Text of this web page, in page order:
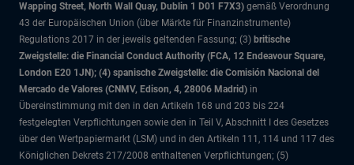
Wapping Street, North Wall Quay, Dublin 1 D01 F7X3) gemäß Verordnung
43 der Europäischen Union (über Märkte für Finanzinstrumente)
Regulations 2017 in der jeweils geltenden Fassung; (3) britische
Zweigstelle: die Financial Conduct Authority (FCA, 12 Endeavour Square,
London E20 1JN); (4) spanische Zweigstelle: die Comisión Nacional del
Mercado de Valores (CNMV, Edison, 4, 28006 Madrid) in
Übereinstimmung mit den in den Artikeln 168 und 203 bis 224
festgelegten Verpflichtungen sowie den in Teil V, Abschnitt I des Gesetzes
über den Wertpapiermarkt (LSM) und in den Artikeln 111, 114 und 117 des
Königlichen Dekrets 217/2008 enthaltenen Verpflichtungen; (5)